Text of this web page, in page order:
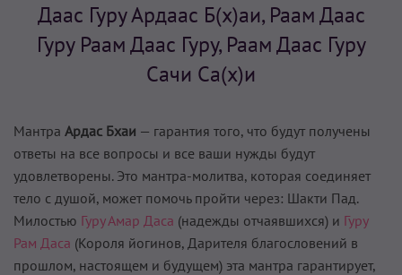
Даас Гуру Ардаас Б(х)аи, Раам Даас
Гуру Раам Даас Гуру, Раам Даас Гуру
Сачи Са(х)и
Мантра Ардас Бхаи — гарантия того, что будут получены
ответы на все вопросы и все ваши нужды будут
удовлетворены. Это мантра-молитва, которая соединяет
тело с душой, может помочь пройти через: Шакти Пад.
Милостью Гуру Амар Даса (надежды отчаявшихся) и Гуру
Рам Даса (Короля йогинов, Дарителя благословений в
прошлом, настоящем и будущем) эта мантра гарантирует,